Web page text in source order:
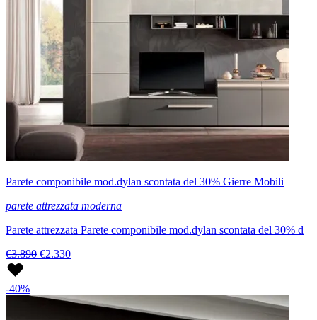
Parete componibile mod.dylan scontata del 30% Gierre Mobili
parete attrezzata moderna
Parete attrezzata Parete componibile mod.dylan scontata del 30% d
€3.890 €2.330
-40%